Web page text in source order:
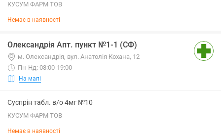
КУСУМ ФАРМ ТОВ
Немає в наявності
Олександрія Апт. пункт №1-1 (СФ)
м. Олександрія, вул. Анатолія Кохана, 12
Пн-Нд: 08:00-19:00
На мапі
Суспрін табл. в/о 4мг №10
КУСУМ ФАРМ ТОВ
Немає в наявності